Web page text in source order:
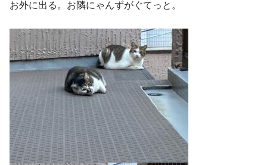
お外に出る。お隣にゃんずがぐてっと。